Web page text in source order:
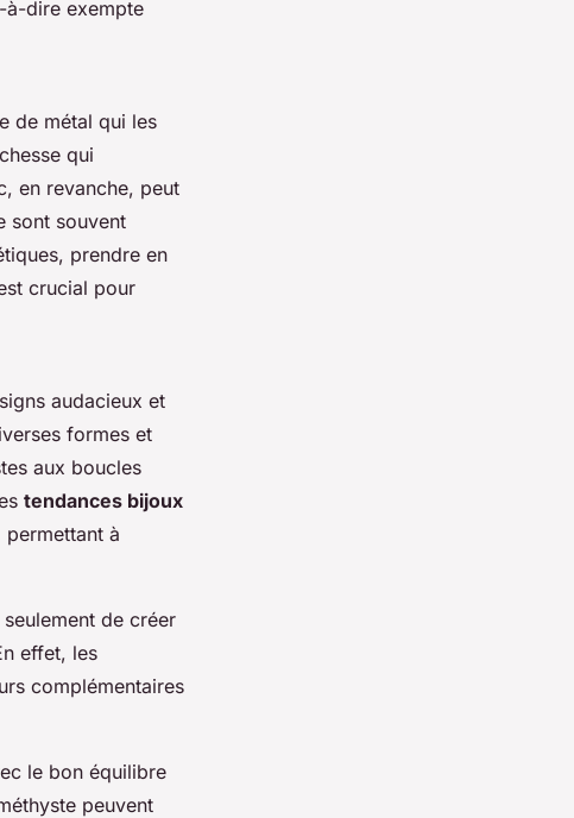
à-dire exempte
de métal qui les
qui
en revanche, peut
sont souvent
prendre en
crucial pour
audacieux et
formes et
aux boucles
tendances bijoux
à
de créer
effet, les
complémentaires
le bon équilibre
peuvent